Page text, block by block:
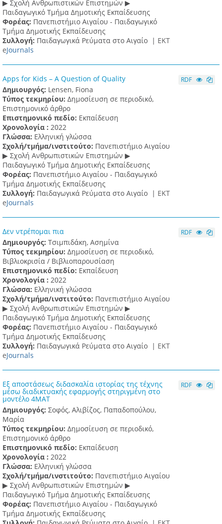
▶ Σχολή Ανθρωπιστικών Επιστημών ▶
Παιδαγωγικό Τμήμα Δημοτικής Εκπαίδευσης
Φορέας: Πανεπιστήμιο Αιγαίου - Παιδαγωγικό
Τμήμα Δημοτικής Εκπαίδευσης
Συλλογή: Παιδαγωγικά Ρεύματα στο Αιγαίο | ΕΚΤ
eJournals
Apps for Kids – A Question of Quality
Δημιουργός: Lensen, Fiona
Τύπος τεκμηρίου: Δημοσίευση σε περιοδικό,
Επιστημονικό άρθρο
Επιστημονικό πεδίο: Εκπαίδευση
Χρονολογία : 2022
Γλώσσα: Ελληνική γλώσσα
Σχολή/τμήμα/ινστιτούτο: Πανεπιστήμιο Αιγαίου
▶ Σχολή Ανθρωπιστικών Επιστημών ▶
Παιδαγωγικό Τμήμα Δημοτικής Εκπαίδευσης
Φορέας: Πανεπιστήμιο Αιγαίου - Παιδαγωγικό
Τμήμα Δημοτικής Εκπαίδευσης
Συλλογή: Παιδαγωγικά Ρεύματα στο Αιγαίο | ΕΚΤ
eJournals
RDF
Δεν ντρέπομαι πια
Δημιουργός: Τσιμπιδάκη, Ασημίνα
Τύπος τεκμηρίου: Δημοσίευση σε περιοδικό,
Βιβλιοκρισία / Βιβλιοπαρουσίαση
Επιστημονικό πεδίο: Εκπαίδευση
Χρονολογία : 2022
Γλώσσα: Ελληνική γλώσσα
Σχολή/τμήμα/ινστιτούτο: Πανεπιστήμιο Αιγαίου
▶ Σχολή Ανθρωπιστικών Επιστημών ▶
Παιδαγωγικό Τμήμα Δημοτικής Εκπαίδευσης
Φορέας: Πανεπιστήμιο Αιγαίου - Παιδαγωγικό
Τμήμα Δημοτικής Εκπαίδευσης
Συλλογή: Παιδαγωγικά Ρεύματα στο Αιγαίο | ΕΚΤ
eJournals
RDF
Εξ αποστάσεως διδασκαλία ιστορίας της τέχνης
μέσω διαδικτυακής εφαρμογής στηριγμένη στο
μοντέλο 4ΜΑΤ
Δημιουργός: Σοφός, Αλιβίζος, Παπαδοπούλου,
Μαρία
Τύπος τεκμηρίου: Δημοσίευση σε περιοδικό,
Επιστημονικό άρθρο
Επιστημονικό πεδίο: Εκπαίδευση
Χρονολογία : 2022
Γλώσσα: Ελληνική γλώσσα
Σχολή/τμήμα/ινστιτούτο: Πανεπιστήμιο Αιγαίου
▶ Σχολή Ανθρωπιστικών Επιστημών ▶
Παιδαγωγικό Τμήμα Δημοτικής Εκπαίδευσης
Φορέας: Πανεπιστήμιο Αιγαίου - Παιδαγωγικό
Τμήμα Δημοτικής Εκπαίδευσης
RDF